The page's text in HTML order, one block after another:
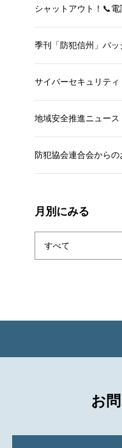
シャットアウト！📞電
季刊「防犯信州」バッ
サイバーセキュリティ
地域安全推進ニュース
防犯協会連合会からの
月別にみる
お